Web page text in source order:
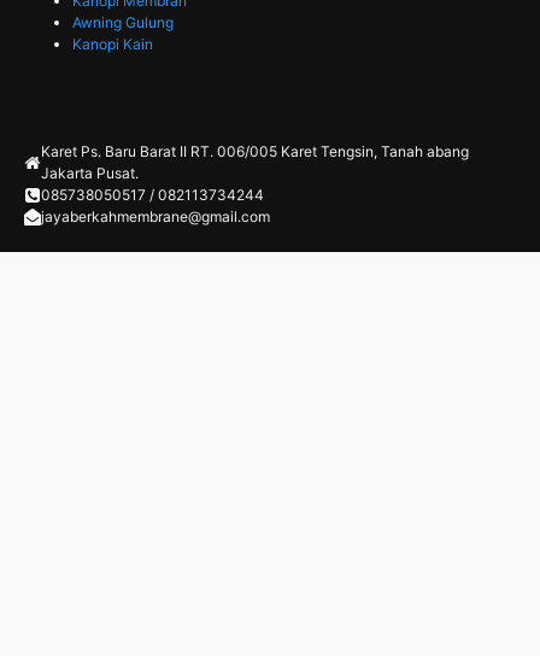
Awning Gulung
Kanopi Kain
Karet Ps. Baru Barat II RT. 006/005 Karet Tengsin, Tanah abang
Jakarta Pusat.
085738050517 / 082113734244
jayaberkahmembrane@gmail.com